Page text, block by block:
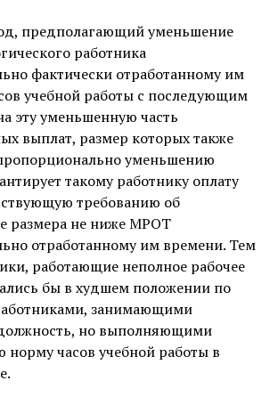
предполагающий уменьшение
работника
фактически отработанному им
учебной работы с последующим
эту уменьшенную часть
выплат, размер которых также
уменьшению
такому работнику оплату
требованию об
размера не ниже МРОТ
отработанному им времени. Тем
работающие неполное рабочее
бы в худшем положении по
занимающими
но выполняющими
норму часов учебной работы в